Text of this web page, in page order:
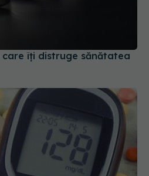
care îți distruge sănătatea